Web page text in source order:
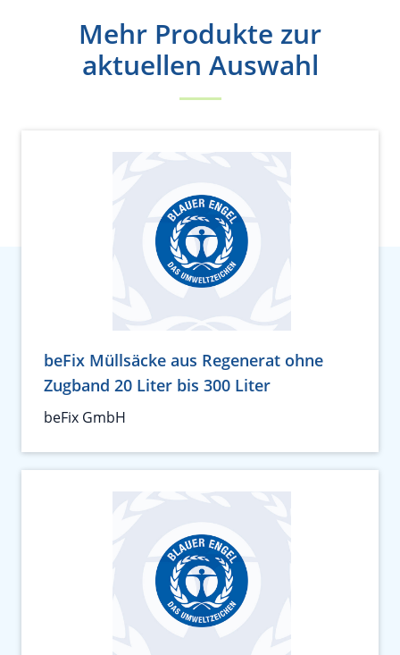
Mehr Produkte zur
aktuellen Auswahl
beFix Müllsäcke aus Regenerat ohne
Zugband 20 Liter bis 300 Liter
beFix GmbH